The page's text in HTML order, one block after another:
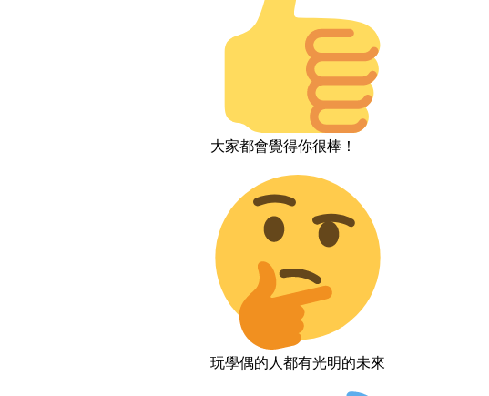
大家都會覺得你很棒！
玩學偶的人都有光明的未來